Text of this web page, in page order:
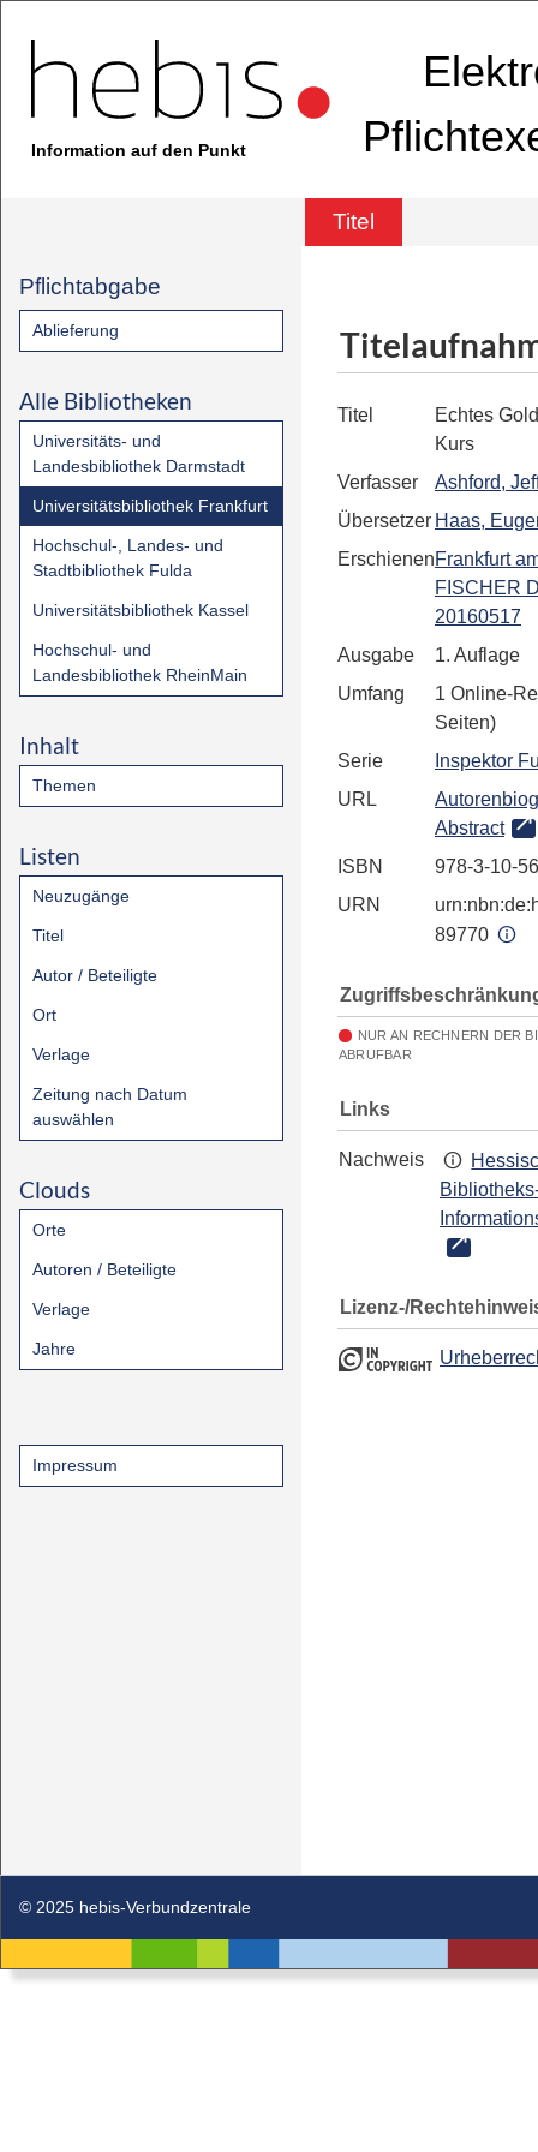
Information auf den Punkt
Titel
Pflichtabgabe
Ablieferung
Alle Bibliotheken
Universitäts- und
Landesbibliothek Darmstadt
Universitätsbibliothek Frankfurt
Hochschul-, Landes- und
Stadtbibliothek Fulda
Universitätsbibliothek Kassel
Hochschul- und
Landesbibliothek RheinMain
Inhalt
Themen
Listen
Neuzugänge
Titel
Autor / Beteiligte
Ort
Verlage
Zeitung nach Datum
auswählen
Clouds
Orte
Autoren / Beteiligte
Verlage
Jahre
Impressum
Titel
Echtes
Kurs
Verfasser
Ashford,
Übersetzer Haas,
ErschienenFrankfurt
FISCHER
20160517
Ausgabe
1. Auflage
Umfang
1 Online-
Seiten)
Serie
Inspektor
URL
Abstract
ISBN
978-3-10-
URN
89770
NUR AN RECHNERN DER
ABRUFBAR
Links
Nachweis
Lizenz-/
© 2025 hebis-Verbundzentrale